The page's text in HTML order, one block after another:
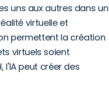
uns aux autres dans un
virtuelle et
permettent la création
virtuels soient
peut créer des